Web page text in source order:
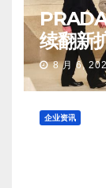
续翻新
第二、
8 月 6,
企业资讯